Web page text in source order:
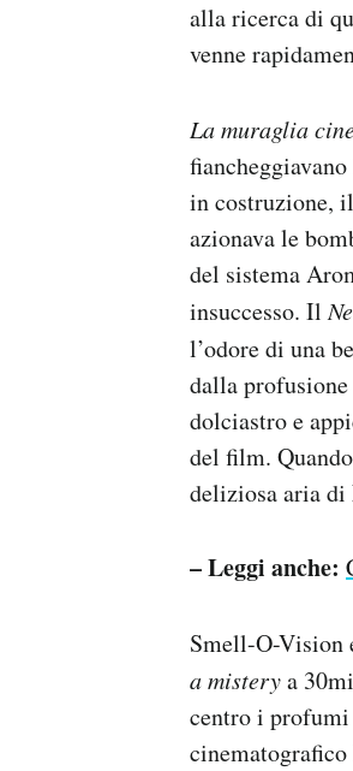
alla ricerca di
venne
La muraglia
in costruzione,
azionava le
del sistema
insuccesso. Il
l’odore di una
dalla
dolciastro e
del film.
deliziosa aria di
– Leggi anche:
Smell-O-Vision
a misterya
centro i